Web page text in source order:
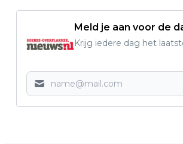
Meld je aan voor de
Krijg iedere dag het